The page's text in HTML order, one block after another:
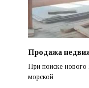
Продажа
При поиске нового
морской